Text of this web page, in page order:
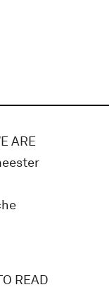
ARE
READ